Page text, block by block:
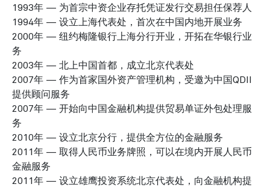
1993年 — 为首宗中资企业存托凭证发行交易担任保荐人
1994年 — 设立上海代表处，首次在中国内地开展业务
2000年 — 纽约梅隆银行上海分行开业，开拓在华银行业
务
2003年 — 北上中国首都，成立北京代表处
2007年 — 作为首家国外资产管理机构，受邀为中国QDII
提供顾问服务
2007年 — 开始向中国金融机构提供贸易单证外包处理服
务
2010年 — 设立北京分行，提供全方位的金融服务
2011年 — 取得人民币业务牌照，可以在境内开展人民币
金融服务
2011年 — 设立雄鹰投资系统北京代表处，向金融机构提